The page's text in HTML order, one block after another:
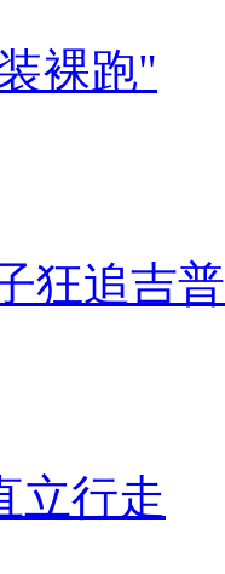
裸跑"
狂追吉
立行走